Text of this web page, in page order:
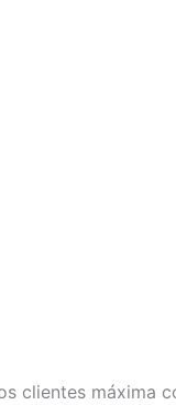
clientes máxima